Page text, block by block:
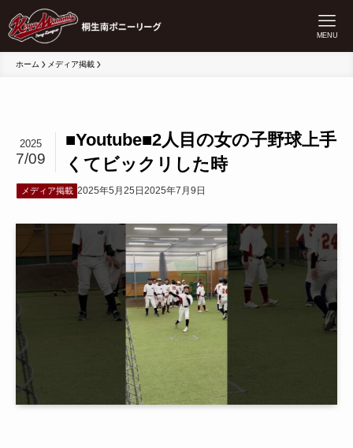
MENU
ホーム メディア掲載
■Youtube■2人目の女の子野球上手
くてビックリした時
2025
7/09
メディア掲載 2025年5月25日 2025年7月9日